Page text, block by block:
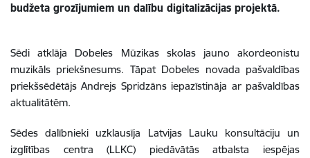
budžeta grozījumiem un dalību digitalizācijas projektā.
Sēdi atklāja Dobeles Mūzikas skolas jauno akordeonistu
muzikāls priekšnesums. Tāpat Dobeles novada pašvaldības
priekšsēdētājs Andrejs Spridzāns iepazīstināja ar pašvaldības
aktualitātēm.
Sēdes dalībnieki uzklausīja Latvijas Lauku konsultāciju un
izglītības centra (LLKC) piedāvātās atbalsta iespējas